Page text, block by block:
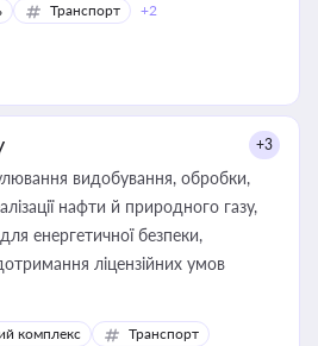
Транспорт +2
+3
видобування, обробки,
нафти й природного газу,
енергетичної безпеки,
ліцензійних умов
комплекс
Транспорт